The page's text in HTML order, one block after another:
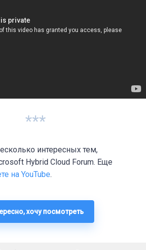
***
интересных тем,
Hybrid Cloud Forum. Еще
на YouTube.
хочу посмотреть